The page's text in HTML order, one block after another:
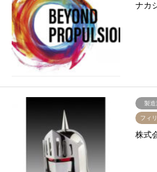
ナカ
製造
フィ
株式